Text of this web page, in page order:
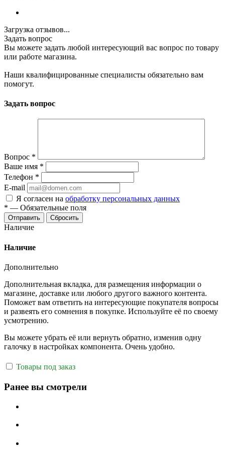
Загрузка отзывов...
Задать вопрос
Вы можете задать любой интересующий вас вопрос по товару
или работе магазина.
Наши квалифицированные специалисты обязательно вам
помогут.
Задать вопрос
Вопрос *
Ваше имя *
Телефон *
E-mail
Я согласен на обработку персональных данных
* — Обязательные поля
Отправить Сбросить
Наличие
Наличие
Дополнительно
Дополнительная вкладка, для размещения информации о
магазине, доставке или любого другого важного контента.
Поможет вам ответить на интересующие покупателя вопросы
и развеять его сомнения в покупке. Используйте её по своему
усмотрению.
Вы можете убрать её или вернуть обратно, изменив одну
галочку в настройках компонента. Очень удобно.
Товары под заказ
Ранее вы смотрели